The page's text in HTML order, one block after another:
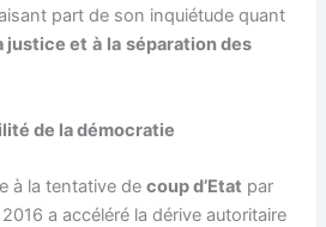
part de son inquiétude quant
justice et à la séparation des
de la démocratie
à la tentative decoup d’Etat par
2016 a accéléré la dérive autoritaire